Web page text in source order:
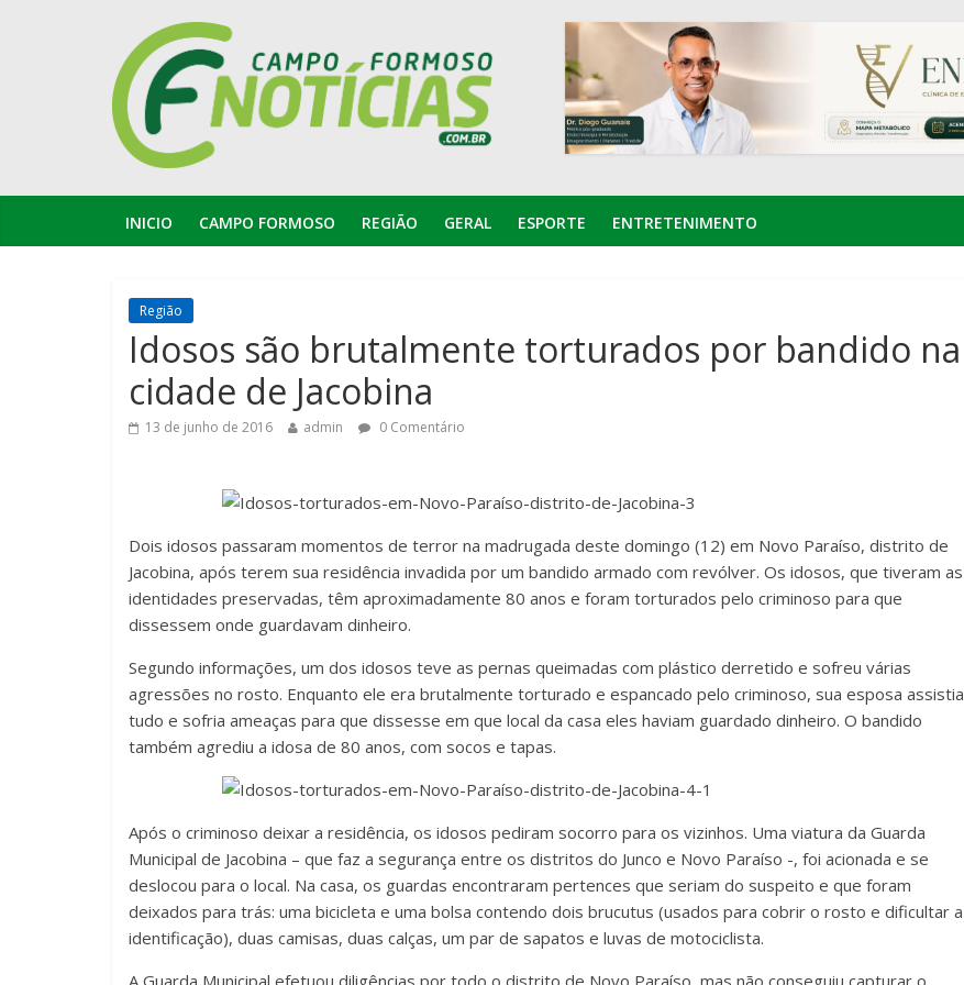
INICIO CAMPO FORMOSO REGIÃO GERAL ESPORTE ENTRETENIMENTO
Região
Idosos são brutalmente torturados por bandido na
cidade de Jacobina
13 de junho de 2016 admin 0 Comentário
Dois idosos passaram momentos de terror na madrugada deste domingo (12) em Novo Paraíso, distrito de
Jacobina, após terem sua residência invadida por um bandido armado com revólver. Os idosos, que tiveram as
identidades preservadas, têm aproximadamente 80 anos e foram torturados pelo criminoso para que
dissessem onde guardavam dinheiro.
Segundo informações, um dos idosos teve as pernas queimadas com plástico derretido e sofreu várias
agressões no rosto. Enquanto ele era brutalmente torturado e espancado pelo criminoso, sua esposa assistia
tudo e sofria ameaças para que dissesse em que local da casa eles haviam guardado dinheiro. O bandido
também agrediu a idosa de 80 anos, com socos e tapas.
Após o criminoso deixar a residência, os idosos pediram socorro para os vizinhos. Uma viatura da Guarda
Municipal de Jacobina – que faz a segurança entre os distritos do Junco e Novo Paraíso -, foi acionada e se
deslocou para o local. Na casa, os guardas encontraram pertences que seriam do suspeito e que foram
deixados para trás: uma bicicleta e uma bolsa contendo dois brucutus (usados para cobrir o rosto e dificultar a
identificação), duas camisas, duas calças, um par de sapatos e luvas de motociclista.
A Guarda Municipal efetuou diligências por todo o distrito de Novo Paraíso, mas não conseguiu capturar o